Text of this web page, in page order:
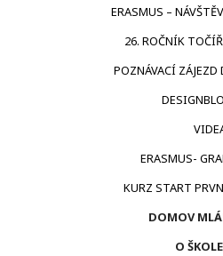
ERASMUS –
26. ROČNÍK
POZNÁVACÍ
ERASMUS-
KURZ START
DOMOV
O ŠKOLE